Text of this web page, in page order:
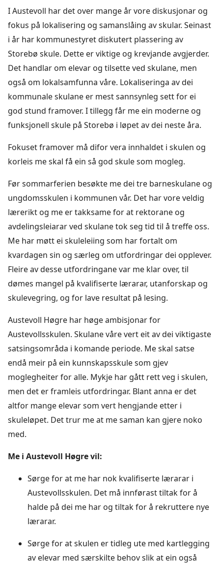
I Austevoll har det over mange år vore diskusjonar og
fokus på lokalisering og samanslåing av skular. Seinast
i år har kommunestyret diskutert plassering av
Storebø skule. Dette er viktige og krevjande avgjerder.
Det handlar om elevar og tilsette ved skulane, men
også om lokalsamfunna våre. Lokaliseringa av dei
kommunale skulane er mest sannsynleg sett for ei
god stund framover. I tillegg får me ein moderne og
funksjonell skule på Storebø i løpet av dei neste åra.
Fokuset framover må difor vera innhaldet i skulen og
korleis me skal få ein så god skule som mogleg.
Før sommarferien besøkte me dei tre barneskulane og
ungdomsskulen i kommunen vår. Det har vore veldig
lærerikt og me er takksame for at rektorane og
avdelingsleiarar ved skulane tok seg tid til å treffe oss.
Me har møtt ei skuleleiing som har fortalt om
kvardagen sin og særleg om utfordringar dei opplever.
Fleire av desse utfordringane var me klar over, til
dømes mangel på kvalifiserte lærarar, utanforskap og
skulevegring, og for lave resultat på lesing.
Austevoll Høgre har høge ambisjonar for
Austevollsskulen. Skulane våre vert eit av dei viktigaste
satsingsområda i komande periode. Me skal satse
endå meir på ein kunnskapsskule som gjev
moglegheiter for alle. Mykje har gått rett veg i skulen,
men det er framleis utfordringar. Blant anna er det
altfor mange elevar som vert hengjande etter i
skuleløpet. Det trur me at me saman kan gjere noko
med.
Me i Austevoll Høgre vil:
Sørge for at me har nok kvalifiserte lærarar i
Austevollsskulen. Det må innførast tiltak for å
halde på dei me har og tiltak for å rekruttere nye
lærarar.
Sørge for at skulen er tidleg ute med kartlegging
av elevar med særskilte behov slik at ein også